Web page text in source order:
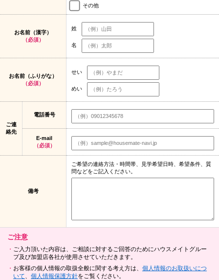
その他
お名前（漢字）
（必須）
姓
名
お名前（ふりがな）
（必須）
せい
めい
ご連
絡先
電話番号
E-mail
（必須）
備考
ご希望の連絡方法・時間帯、見学希望日時、希望条件、質
問などをご記入ください。
ご注意
ご入力頂いた内容は、ご相談に対するご回答のためにハウスメイトグルー
プ及び加盟店各社が使用させていただきます。
お客様の個人情報の取扱全般に関する考え方は、 個人情報のお取扱いにつ
いて
個人情報保護方針をご覧ください。